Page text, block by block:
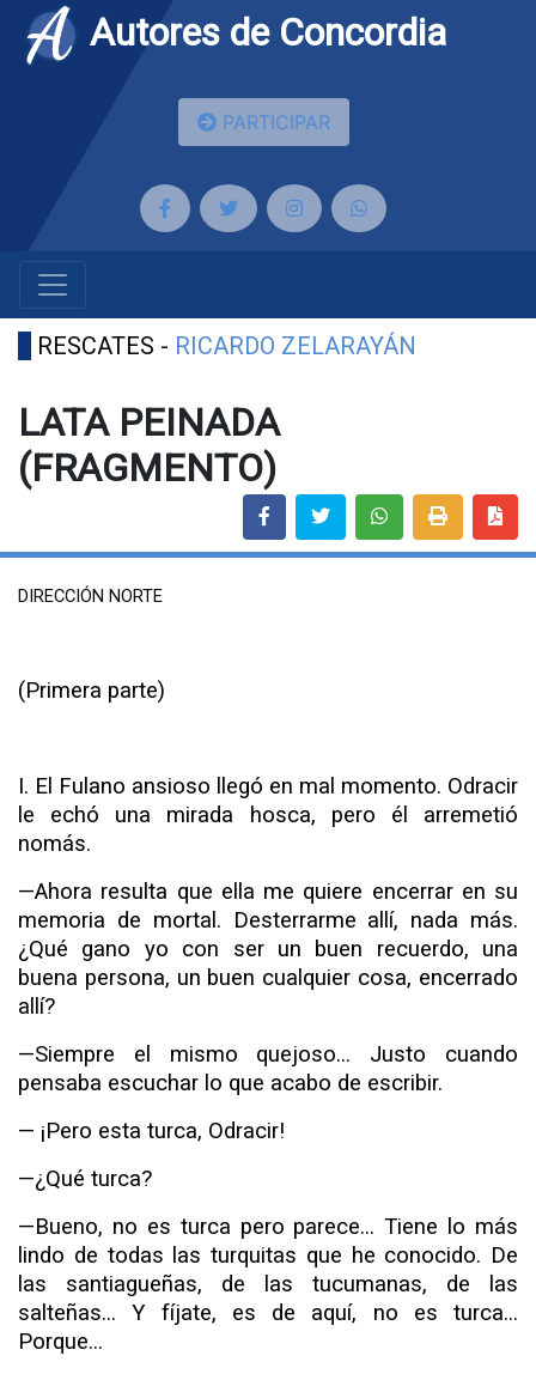
Autores de Concordia
PARTICIPAR
RESCATES - RICARDO ZELARAYÁN
LATA PEINADA
(FRAGMENTO)
DIRECCIÓN NORTE
(Primera parte)
I. El Fulano ansioso llegó en mal momento. Odracir
le echó una mirada hosca, pero él arremetió
nomás.
—Ahora resulta que ella me quiere encerrar en su
memo­ria de mortal. Desterrarme allí, nada más.
¿Qué gano yo con ser un buen recuerdo, una
buena persona, un buen cualquier cosa, encerrado
allí?
—Siempre el mismo quejoso... Justo cuando
pensaba es­cuchar lo que acabo de escribir.
— ¡Pero esta turca, Odracir!
—¿Qué turca?
—Bueno, no es turca pero parece... Tiene lo más
lindo de todas las turquitas que he conocido. De
las santiagueñas, de las tucumanas, de las
salteñas... Y fíjate, es de aquí, no es turca...
Porque...